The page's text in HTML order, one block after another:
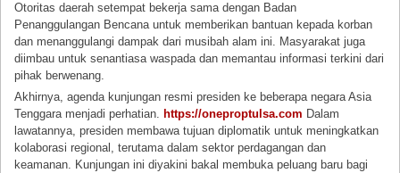
Otoritas daerah setempat bekerja sama dengan Badan
Penanggulangan Bencana untuk memberikan bantuan kepada korban
dan menanggulangi dampak dari musibah alam ini. Masyarakat juga
diimbau untuk senantiasa waspada dan memantau informasi terkini dari
pihak berwenang.
Akhirnya, agenda kunjungan resmi presiden ke beberapa negara Asia
Tenggara menjadi perhatian. https://oneproptulsa.com Dalam
lawatannya, presiden membawa tujuan diplomatik untuk meningkatkan
kolaborasi regional, terutama dalam sektor perdagangan dan
keamanan. Kunjungan ini diyakini bakal membuka peluang baru bagi